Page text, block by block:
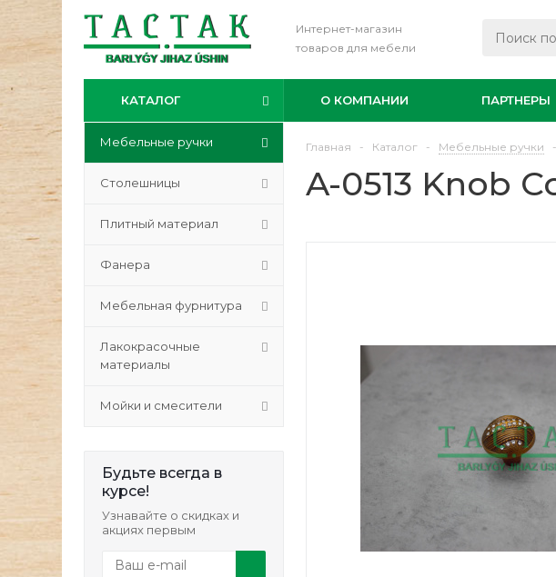
Интернет-магазин
товаров для мебели
КАТАЛОГ О КОМПАНИИ ПАРТНЕРЫ
Мебельные ручки
Столешницы
Плитный материал
Фанера
Мебельная фурнитура
Лакокрасочные
материалы
Мойки и смесители
Будьте всегда в
курсе!
Узнавайте о скидках и
акциях первым
Главная - Каталог - Мебельные ручки -
A-0513 Knob